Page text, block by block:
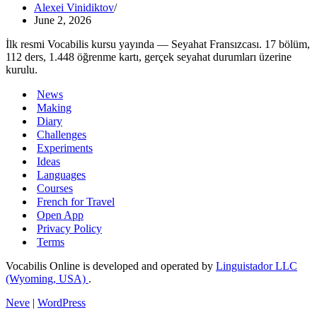
Alexei Vinidiktov
June 2, 2026
İlk resmi Vocabilis kursu yayında — Seyahat Fransızcası. 17 bölüm,
112 ders, 1.448 öğrenme kartı, gerçek seyahat durumları üzerine
kurulu.
News
Making
Diary
Challenges
Experiments
Ideas
Languages
Courses
French for Travel
Open App
Privacy Policy
Terms
Vocabilis Online is developed and operated by Linguistador LLC
(Wyoming, USA) .
Neve | WordPress